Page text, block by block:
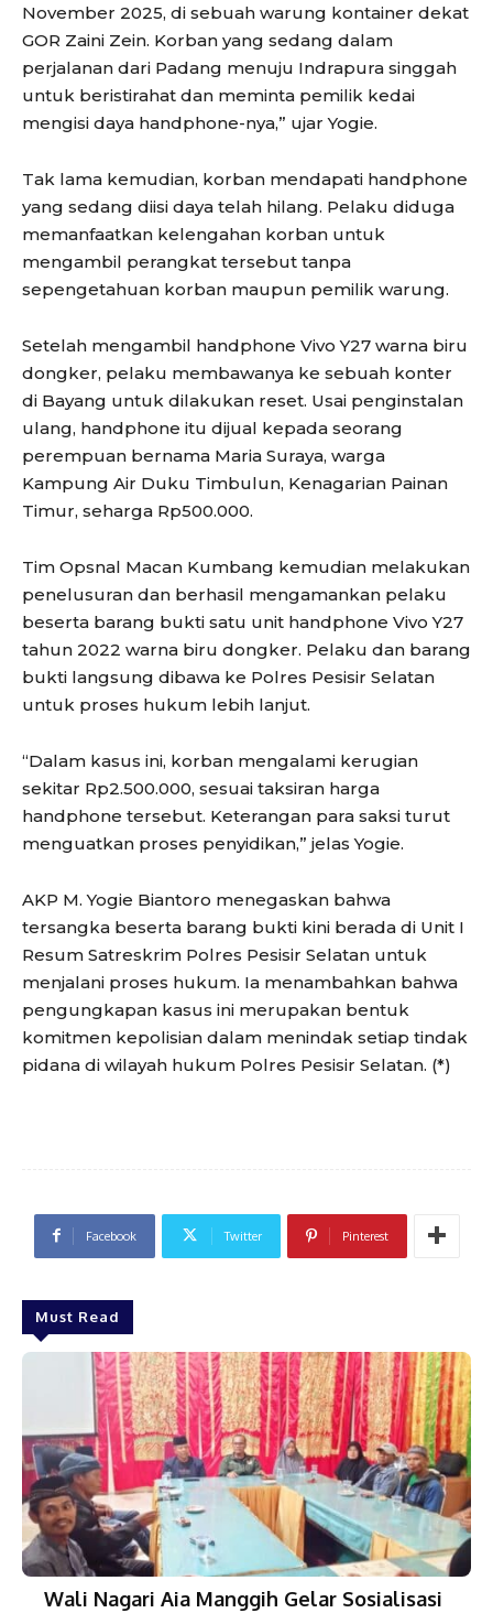
November 2025, di sebuah warung kontainer dekat
GOR Zaini Zein. Korban yang sedang dalam
perjalanan dari Padang menuju Indrapura singgah
untuk beristirahat dan meminta pemilik kedai
mengisi daya handphone-nya,” ujar Yogie.
Tak lama kemudian, korban mendapati handphone
yang sedang diisi daya telah hilang. Pelaku diduga
memanfaatkan kelengahan korban untuk
mengambil perangkat tersebut tanpa
sepengetahuan korban maupun pemilik warung.
Setelah mengambil handphone Vivo Y27 warna biru
dongker, pelaku membawanya ke sebuah konter
di Bayang untuk dilakukan reset. Usai penginstalan
ulang, handphone itu dijual kepada seorang
perempuan bernama Maria Suraya, warga
Kampung Air Duku Timbulun, Kenagarian Painan
Timur, seharga Rp500.000.
Tim Opsnal Macan Kumbang kemudian melakukan
penelusuran dan berhasil mengamankan pelaku
beserta barang bukti satu unit handphone Vivo Y27
tahun 2022 warna biru dongker. Pelaku dan barang
bukti langsung dibawa ke Polres Pesisir Selatan
untuk proses hukum lebih lanjut.
“Dalam kasus ini, korban mengalami kerugian
sekitar Rp2.500.000, sesuai taksiran harga
handphone tersebut. Keterangan para saksi turut
menguatkan proses penyidikan,” jelas Yogie.
AKP M. Yogie Biantoro menegaskan bahwa
tersangka beserta barang bukti kini berada di Unit I
Resum Satreskrim Polres Pesisir Selatan untuk
menjalani proses hukum. Ia menambahkan bahwa
pengungkapan kasus ini merupakan bentuk
komitmen kepolisian dalam menindak setiap tindak
pidana di wilayah hukum Polres Pesisir Selatan. (*)
Facebook Twitter Pinterest
Must Read
Wali Nagari Aia Manggih Gelar Sosialisasi